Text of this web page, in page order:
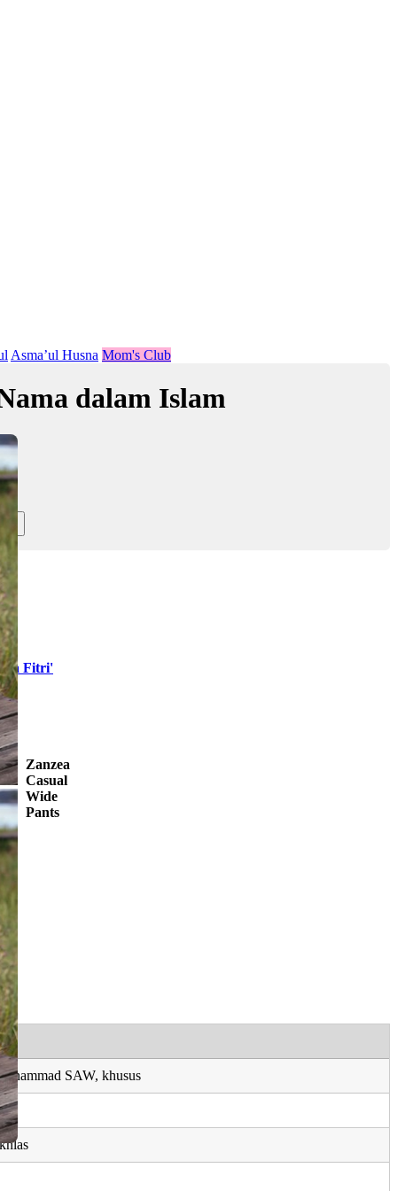
Zanzea
Casual
Wide
Pants
Asma’ul Husna Mom's Club
dalam Islam
Fitri'
SAW, khusus